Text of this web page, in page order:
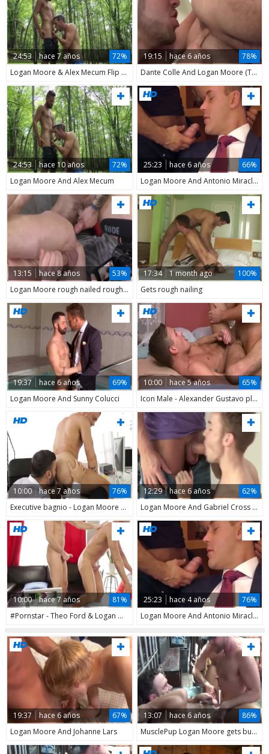
24:53 hace 7 años
72%
Logan Moore & Alex Mecum Flip plow
19:15 hace 6 años
78%
Dante Colle And Logan Moore (TCF)
24:53 hace 10 años
72%
Logan Moore And Alex Mecum
25:23 hace 6 años
66%
Logan Moore And Antonio Miracle (CC)
13:15 hace 8 años
53%
Logan Moore rough nailed rough porn
17:34 1 month ago
100%
Gets rough nailing
19:37 hace 6 años
69%
Logan Moore And Sunny Colucci
10:00 hace 5 años
65%
Icon Male - Alexander Gustavo playing with Logan Moore
10:00 hace 7 años
76%
Executive bagnio - Logan Moore and Abraham Al Malek anal hammer
12:29 hace 6 años
62%
Logan Moore And Gabriel Cross (HFM P4)
10:00 hace 7 años
81%
#Pornstar - Theo Ford & Logan Moore anal Nail
25:23 hace 4 años
76%
Logan Moore And Antonio Miracle (CC)
19:37 hace 6 años
67%
Logan Moore And Johanne Lars
13:07 hace 6 años
86%
MusclePup Logan Moore gets bunch plowed Barebacked bang